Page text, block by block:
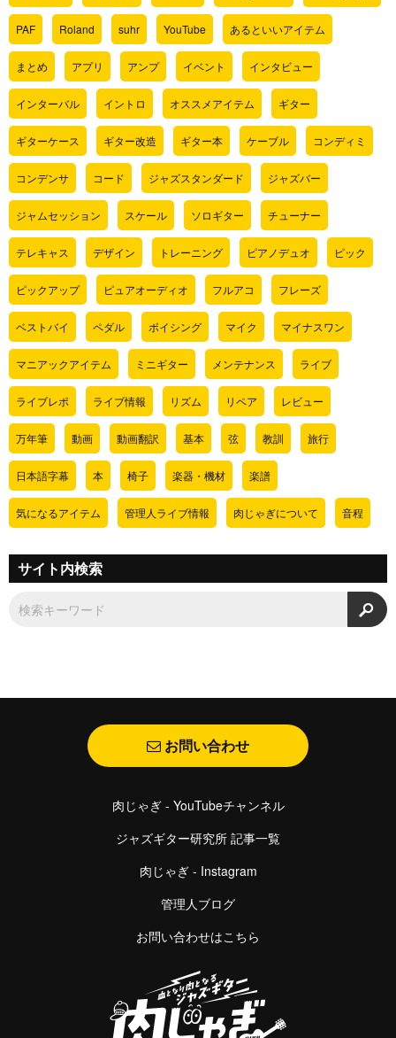
PAF Roland suhr YouTube あるといいアイテム
まとめ アプリ アンプ イベント インタビュー
インターバル イントロ オススメアイテム ギター
ギターケース ギター改造 ギター本 ケーブル コンディミ
コンデンサ コード ジャズスタンダード ジャズバー
ジャムセッション スケール ソロギター チューナー
テレキャス デザイン トレーニング ピアノデュオ ピック
ピックアップ ピュアオーディオ フルアコ フレーズ
ベストバイ ペダル ボイシング マイク マイナスワン
マニアックアイテム ミニギター メンテナンス ライブ
ライブレポ ライブ情報 リズム リペア レビュー
万年筆 動画 動画翻訳 基本 弦 教訓 旅行
日本語字幕 本 椅子 楽器・機材 楽譜
気になるアイテム 管理人ライブ情報 肉じゃぎについて 音程
サイト内検索
検
お問い合わせ
肉じゃぎ - YouTubeチャンネル
ジャズギター研究所 記事一覧
肉じゃぎ - Instagram
管理人ブログ
お問い合わせはこちら